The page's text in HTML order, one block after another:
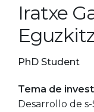
Iratxe
PhD Student
Tema de
Desarrollo de